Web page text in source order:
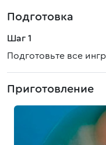
Подготовка
Шаг 1
Подготовьте все
Приготовление